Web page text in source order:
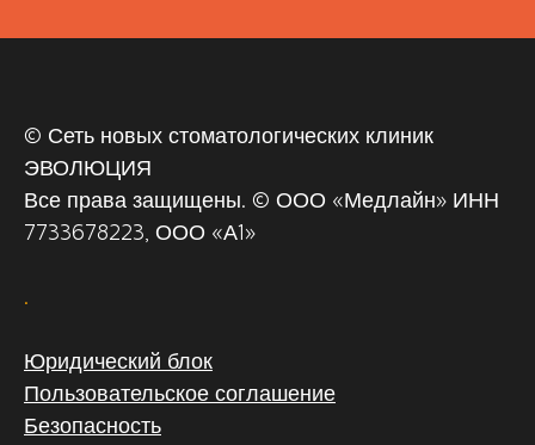
© Сеть новых стоматологических клиник
ЭВОЛЮЦИЯ
Все права защищены. © ООО «‎Медлайн» ИНН
7733678223, ООО «А1»
.
Юридический блок
Пользовательское соглашение
Безопасность